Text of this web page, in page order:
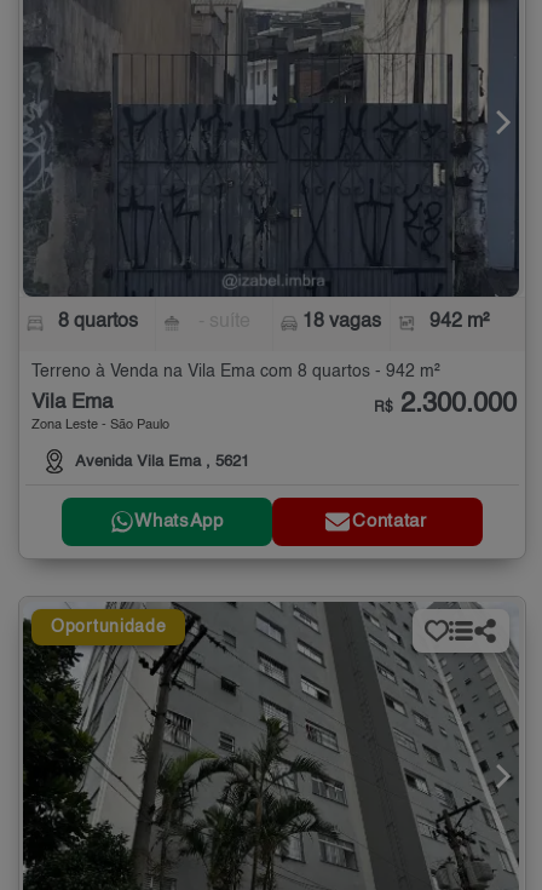
8 quartos 18 vagas 942 m²
Terreno à Venda na Vila Ema com 8 quartos - 942 m²
Vila Ema
Zona Leste - São Paulo
Avenida Vila Ema , 5621
R$ 2.300.000
WhatsApp Contatar
Oportunidade